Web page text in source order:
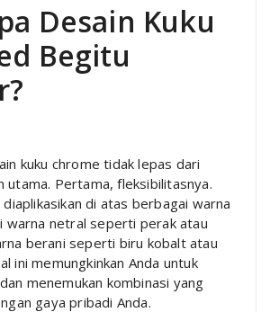
Desain Kuku
Begitu
kuku chrome tidak lepas dari
utama. Pertama, fleksibilitasnya.
di atas berbagai warna
warna netral seperti perak atau
berani seperti biru kobalt atau
ini memungkinkan Anda untuk
menemukan kombinasi yang
gaya pribadi Anda.